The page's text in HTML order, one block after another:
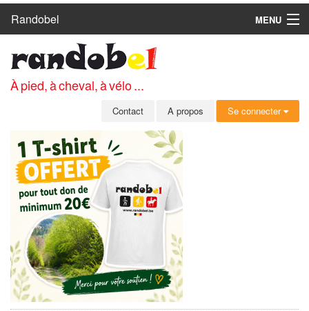
Randobel
MENU
CIRCUITS
CLUBS
MEMBRES
SE CONNECTER
INSCRIPTION GRATUITE
MOT DE PASSE OUBLIÉ
À pied, à cheval, à vélo ...
Contact A propos Se connecter